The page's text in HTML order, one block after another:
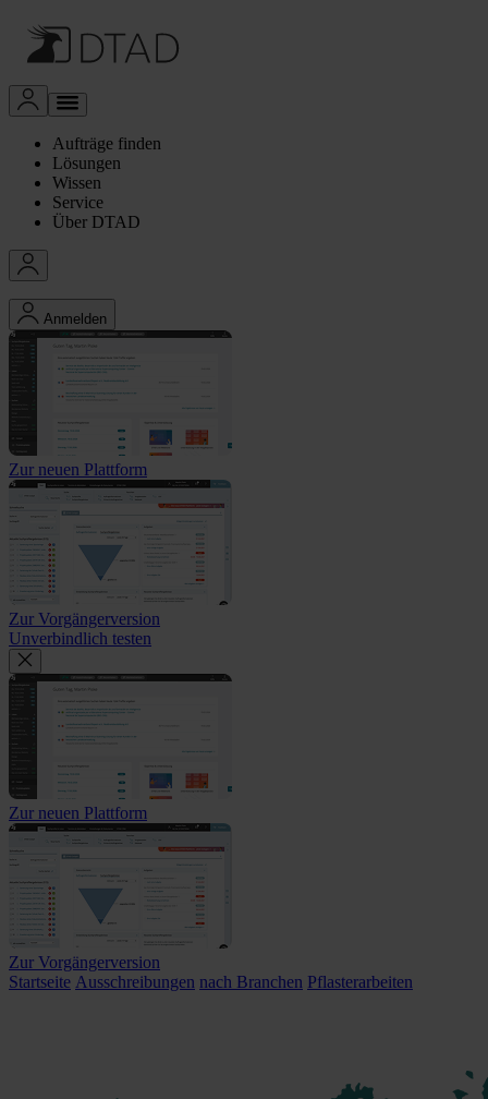
Aufträge finden
Lösungen
Wissen
Service
Über DTAD
Anmelden
Zur neuen Plattform
Zur Vorgängerversion
Unverbindlich testen
Zur neuen Plattform
Zur Vorgängerversion
Startseite Ausschreibungen nach Branchen Pflasterarbeiten